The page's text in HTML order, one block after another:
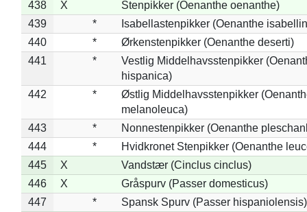
438
X
Stenpikker (Oenanthe oenanthe)
439
*
Isabellastenpikker (Oenanthe
440
*
Ørkenstenpikker (Oenanthe deserti)
441
*
Vestlig Middelhavsstenpikker
hispanica)
442
*
Østlig Middelhavsstenpikker
melanoleuca)
443
*
Nonnestenpikker (Oenanthe
444
*
Hvidkronet Stenpikker (Oenanthe
445
X
Vandstær (Cinclus cinclus)
446
X
Gråspurv (Passer domesticus)
447
*
Spansk Spurv (Passer hispaniolensis)